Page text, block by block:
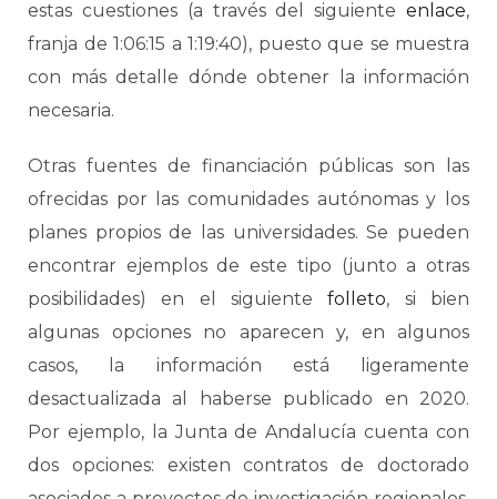
estas cuestiones (a través del siguiente enlace,
franja de 1:06:15 a 1:19:40), puesto que se muestra
con más detalle dónde obtener la información
necesaria.
Otras fuentes de financiación públicas son las
ofrecidas por las comunidades autónomas y los
planes propios de las universidades. Se pueden
encontrar ejemplos de este tipo (junto a otras
posibilidades) en el siguientefolleto, si bien
algunas opciones no aparecen y, en algunos
casos, la información está ligeramente
desactualizada al haberse publicado en 2020.
Por ejemplo, la Junta de Andalucía cuenta con
dos opciones: existen contratos de doctorado